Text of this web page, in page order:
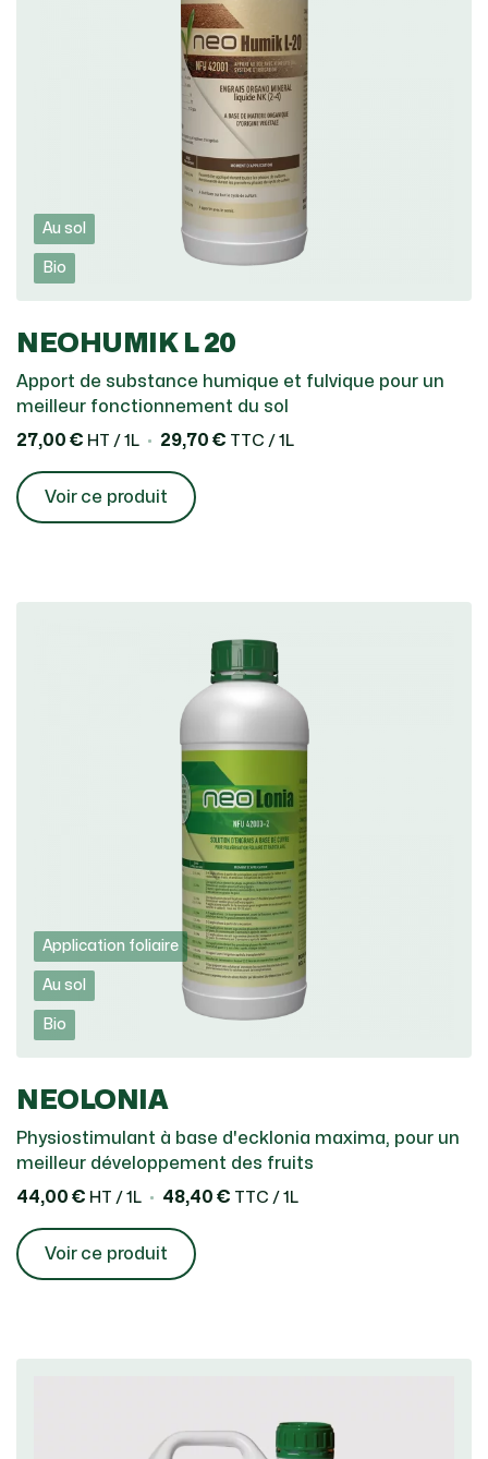
Au sol
Bio
NEOHUMIK L 20
Apport de substance humique et fulvique pour un
meilleur fonctionnement du sol
27,00 € HT / 1L 29,70 € TTC / 1L
Voir ce produit
Application foliaire
Au sol
Bio
NEOLONIA
Physiostimulant à base d'ecklonia maxima, pour un
meilleur développement des fruits
44,00 € HT / 1L 48,40 € TTC / 1L
Voir ce produit